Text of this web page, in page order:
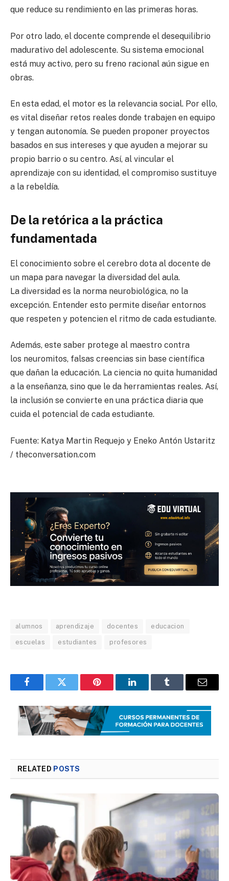
que reduce su rendimiento en las primeras horas.
Por otro lado, el docente comprende el desequilibrio
madurativo del adolescente. Su sistema emocional
está muy activo, pero su freno racional aún sigue en
obras.
En esta edad, el motor es la relevancia social. Por ello,
es vital diseñar retos reales donde trabajen en equipo
y tengan autonomía. Se pueden proponer proyectos
basados en sus intereses y que ayuden a mejorar su
propio barrio o su centro. Así, al vincular el
aprendizaje con su identidad, el compromiso sustituye
a la rebeldía.
De la retórica a la práctica
fundamentada
El conocimiento sobre el cerebro dota al docente de
un mapa para navegar la diversidad del aula.
La diversidad es la norma neurobiológica, no la
excepción. Entender esto permite diseñar entornos
que respeten y potencien el ritmo de cada estudiante.
Además, este saber protege al maestro contra
los neuromitos, falsas creencias sin base científica
que dañan la educación. La ciencia no quita humanidad
a la enseñanza, sino que le da herramientas reales. Así,
la inclusión se convierte en una práctica diaria que
cuida el potencial de cada estudiante.
Fuente: Katya Martin Requejo y Eneko Antón Ustaritz
/ theconversation.com
alumnos aprendizaje docentes educacion
escuelas estudiantes profesores
FacebookTwitter Pinterest LinkedInTumblr Email
RELATED POSTS